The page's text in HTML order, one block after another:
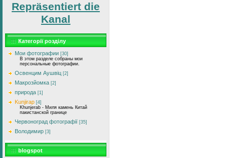
Repräsentiert die
Kanal
Категорії розділу
Мои фотографии [30]
В этом разделе собраны мои
персональные фотографии.
Освенцим Аушвіц [2]
Макрозйомка [2]
природа [1]
Kunjirap [4]
Khunjerab - Миля камень Китай
пакистанской границе
Червоноград фотографії [35]
Володимир [3]
blogspot